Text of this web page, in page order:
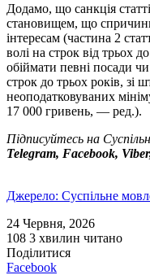
Додамо, що санкція
становищем, що
інтересам (частина 2
волі на строк від трьох
обіймати певні посади
строк до трьох років, зі
неоподатковуваних
17 000 гривень, — ред.).
Підписуйтесь на
Telegram, Facebook,
Джерело: Суспільне
24 Червня, 2026
108 3 хвилин читано
Поділитися
Facebook